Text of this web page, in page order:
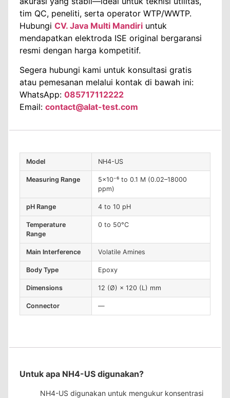
tim QC, peneliti, serta operator WTP/WWTP.
Hubungi CV. Java Multi Mandiri untuk
mendapatkan elektroda ISE original bergaransi
resmi dengan harga kompetitif.
Segera hubungi kami untuk konsultasi gratis
atau pemesanan melalui kontak di bawah ini:
WhatsApp: 085717112222
Email: contact@alat-test.com
Model NH4-US
Measuring Range
5×10⁻⁶ to 0.1 M (0.02–18000
ppm)
pH Range 4 to 10 pH
Temperature
Range
0 to 50°C
Main Interference Volatile Amines
Body Type Epoxy
Dimensions 12 (Ø) × 120 (L) mm
Connector —
Untuk apa NH4-US digunakan?
NH4-US digunakan untuk mengukur konsentrasi